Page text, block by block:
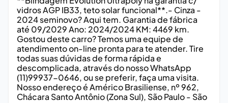
vidros AGP IB33, teto solar funcional**.- Cinza -
2024 seminovo? Aqui tem. Garantia de fábrica
até 09/2029 Ano: 2024/2024 KM: 4469 km.
Gostou deste carro? Temos uma equipe de
atendimento on-line pronta para te atender. Tire
todas suas dúvidas de forma rápida e
descomplicada, através do nosso WhatsApp
(11)99937-0646, ou se preferir, faça uma visita.
Nosso endereço é Américo Brasiliense, nº 962,
Chácara Santo Antônio (Zona Sul), São Paulo - São